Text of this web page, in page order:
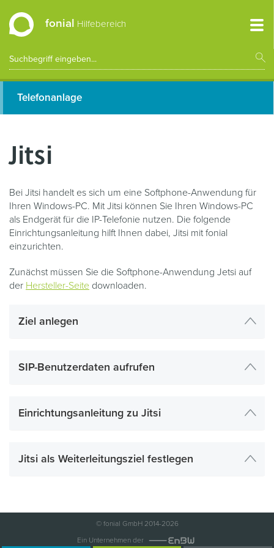
fonial Hilfebereich
Telefonanlage
Jitsi
Bei Jitsi handelt es sich um eine Softphone-Anwendung für
Ihren Windows-PC. Mit Jitsi können Sie Ihren Windows-PC
als Endgerät für die IP-Telefonie nutzen. Die folgende
Einrichtungsanleitung hilft Ihnen dabei, Jitsi mit fonial
einzurichten.
Zunächst müssen Sie die Softphone-Anwendung Jetsi auf
der Hersteller-Seite downloaden.
Ziel anlegen
SIP-Benutzerdaten aufrufen
Einrichtungsanleitung zu Jitsi
Jitsi als Weiterleitungsziel festlegen
© fonial GmbH 2014-2026
Ein Unternehmen der